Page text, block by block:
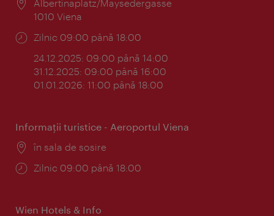
Locul:
Albertinaplatz/Maysedergasse
1010 Viena
Program:
Zilnic 09:00 până 18:00
24.12.2025: 09:00 până 14:00
31.12.2025: 09:00 până 16:00
01.01.2026: 11:00 până 18:00
Informaţii turistice - Aeroportul Viena
Locul:
în sala de sosire
Program:
Zilnic 09:00 până 18:00
Wien Hotels & Info